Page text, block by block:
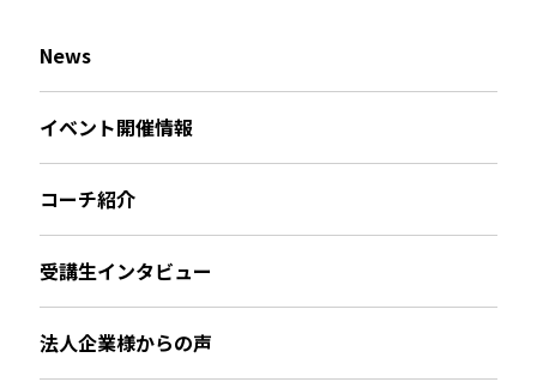
News
イベント開催情報
コーチ紹介
受講生インタビュー
法人企業様からの声